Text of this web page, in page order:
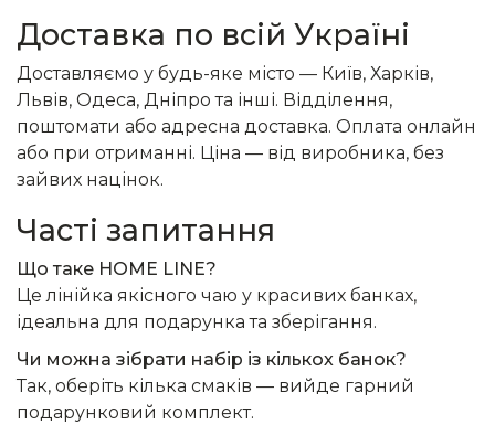
Доставка по всій Україні
Доставляємо у будь-яке місто — Київ, Харків,
Львів, Одеса, Дніпро та інші. Відділення,
поштомати або адресна доставка. Оплата онлайн
або при отриманні. Ціна — від виробника, без
зайвих націнок.
Часті запитання
Що таке HOME LINE?
Це лінійка якісного чаю у красивих банках,
ідеальна для подарунка та зберігання.
Чи можна зібрати набір із кількох банок?
Так, оберіть кілька смаків — вийде гарний
подарунковий комплект.